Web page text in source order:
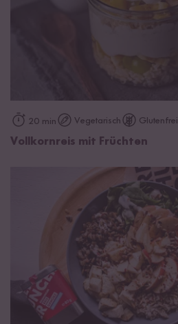
20 min Vegetarisch Glutenfrei
Vollkornreis mit Früchten